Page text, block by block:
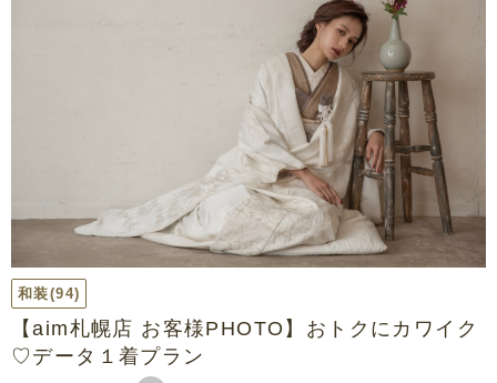
和装(94)
【aim札幌店 お客様PHOTO】おトクにカワイク
♡データ１着プラン